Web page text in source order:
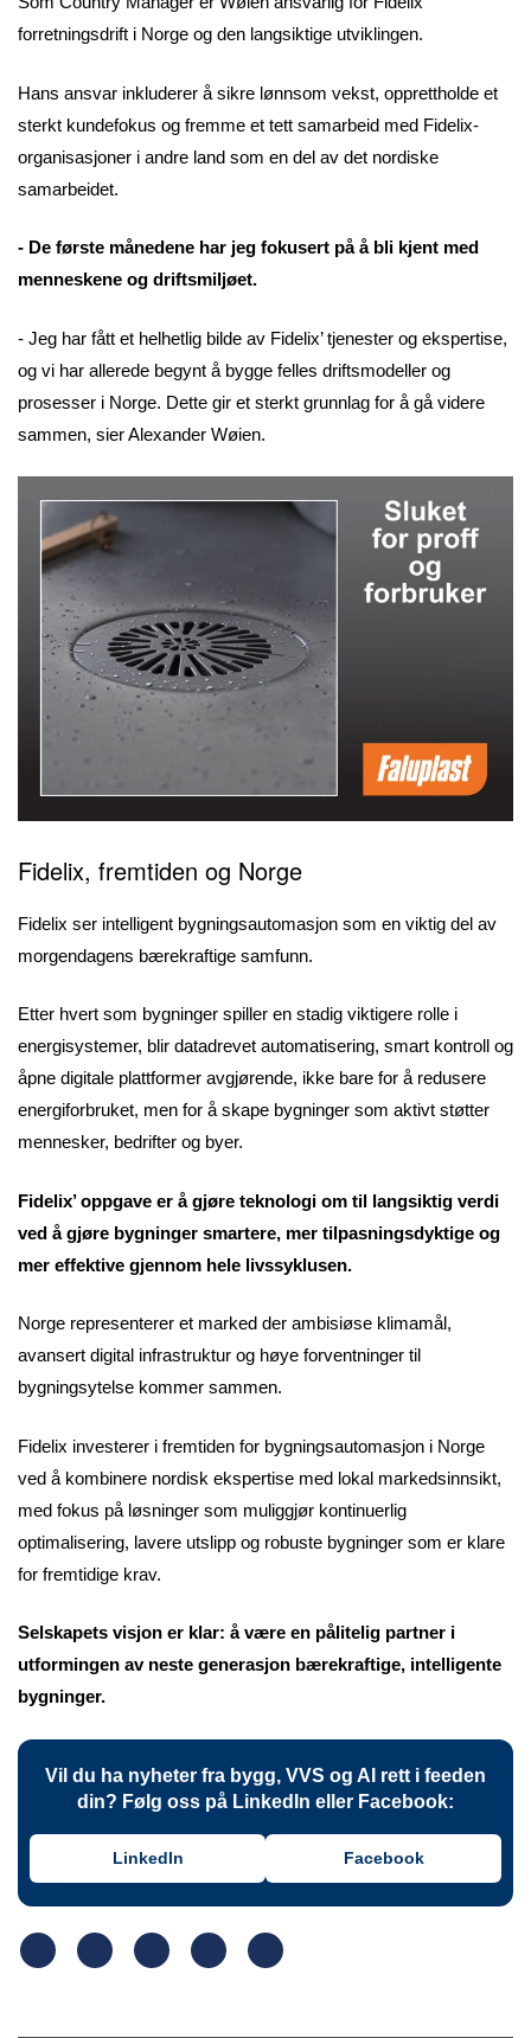
forretningsdrift i Norge og den langsiktige utviklingen.
Hans ansvar inkluderer å sikre lønnsom vekst, opprettholde et
sterkt kundefokus og fremme et tett samarbeid med Fidelix-
organisasjoner i andre land som en del av det nordiske
samarbeidet.
- De første månedene har jeg fokusert på å bli kjent med
menneskene og driftsmiljøet.
- Jeg har fått et helhetlig bilde av Fidelix’ tjenester og ekspertise,
og vi har allerede begynt å bygge felles driftsmodeller og
prosesser i Norge. Dette gir et sterkt grunnlag for å gå videre
sammen, sier Alexander Wøien.
Fidelix, fremtiden og Norge
Fidelix ser intelligent bygningsautomasjon som en viktig del av
morgendagens bærekraftige samfunn.
Etter hvert som bygninger spiller en stadig viktigere rolle i
energisystemer, blir datadrevet automatisering, smart kontroll og
åpne digitale plattformer avgjørende, ikke bare for å redusere
energiforbruket, men for å skape bygninger som aktivt støtter
mennesker, bedrifter og byer.
Fidelix’ oppgave er å gjøre teknologi om til langsiktig verdi
ved å gjøre bygninger smartere, mer tilpasningsdyktige og
mer effektive gjennom hele livssyklusen.
Norge representerer et marked der ambisiøse klimamål,
avansert digital infrastruktur og høye forventninger til
bygningsytelse kommer sammen.
Fidelix investerer i fremtiden for bygningsautomasjon i Norge
ved å kombinere nordisk ekspertise med lokal markedsinnsikt,
med fokus på løsninger som muliggjør kontinuerlig
optimalisering, lavere utslipp og robuste bygninger som er klare
for fremtidige krav.
Selskapets visjon er klar: å være en pålitelig partner i
utformingen av neste generasjon bærekraftige, intelligente
bygninger.
Vil du ha nyheter fra bygg, VVS og AI rett i feeden
din? Følg oss på LinkedIn eller Facebook:
LinkedIn Facebook